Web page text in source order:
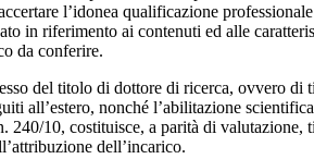
l’idonea qualificazione
in riferimento ai contenuti ed alle
da conferire.
del titolo di dottore di ricerca, ovvero di
all’estero, nonché l’abilitazione
240/10, costituisce, a parità di valutazione,
dell’incarico.